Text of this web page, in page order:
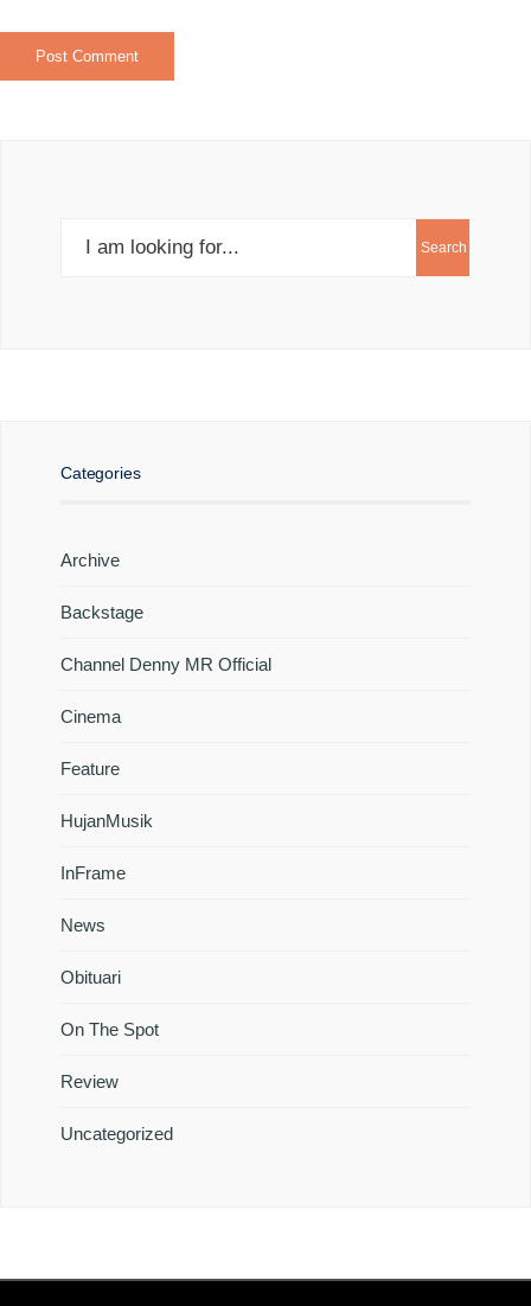
Search
Categories
Archive
Backstage
Channel Denny MR Official
Cinema
Feature
HujanMusik
InFrame
News
Obituari
On The Spot
Review
Uncategorized